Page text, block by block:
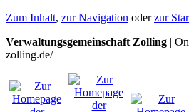
Zum Inhalt, zur Navigation oderzur
Verwaltungsgemeinschaft Zolling |
zolling.de/